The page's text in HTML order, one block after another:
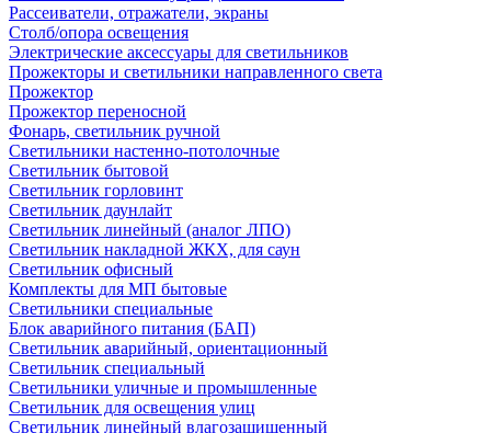
Рассеиватели, отражатели, экраны
Столб/опора освещения
Электрические аксессуары для светильников
Прожекторы и светильники направленного света
Прожектор
Прожектор переносной
Фонарь, светильник ручной
Светильники настенно-потолочные
Светильник бытовой
Светильник горловинт
Светильник даунлайт
Светильник линейный (аналог ЛПО)
Светильник накладной ЖКХ, для саун
Светильник офисный
Комплекты для МП бытовые
Светильники специальные
Блок аварийного питания (БАП)
Светильник аварийный, ориентационный
Светильник специальный
Светильники уличные и промышленные
Светильник для освещения улиц
Светильник линейный влагозащищенный